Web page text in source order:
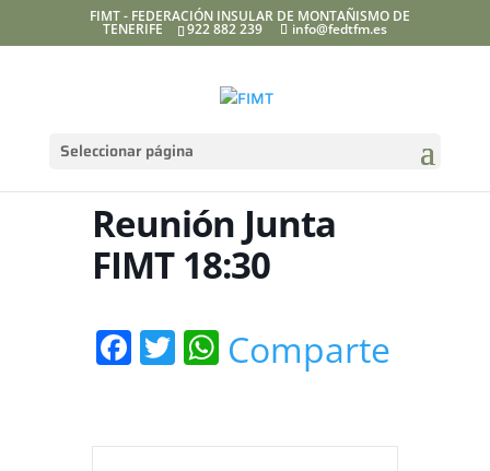
FIMT - FEDERACIÓN INSULAR DE MONTAÑISMO DE
TENERIFE 922 882 239 info@fedtfm.es
Seleccionar página
Reunión Junta
FIMT 18:30
Facebook
Twitter
WhatsApp
Comparte